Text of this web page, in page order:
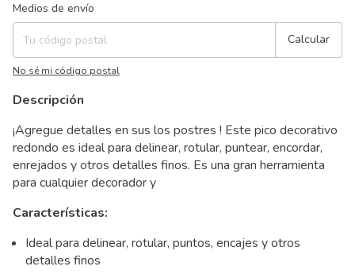
Entregas para el CP:
Medios de envío
Calcular
No sé mi código postal
Descripción
¡Agregue detalles en sus los postres ! Este pico decorativo
redondo es ideal para delinear, rotular, puntear, encordar,
enrejados y otros detalles finos. Es una gran herramienta
para cualquier decorador y
Características:
Ideal para delinear, rotular, puntos, encajes y otros
detalles finos